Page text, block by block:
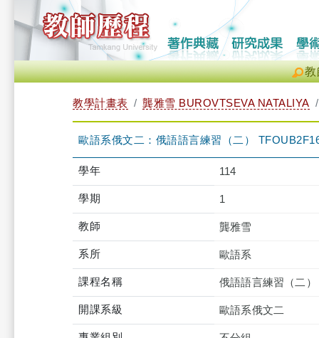
教
教學計畫表 龔雅雪 BUROVTSEVA NATALIYA
歐語系俄文二：俄語語言練習（二）
學年 114
學期 1
教師 龔雅雪
系所 歐語系
課程名稱 俄語語言練習（二）
開課系級 歐語系俄文二